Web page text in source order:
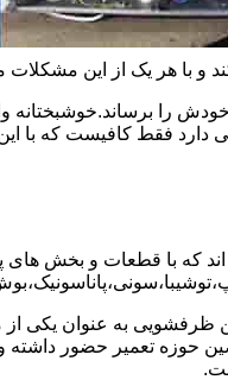
و با هر یک از این
را
فقط کافیست که با این
که با قطعات و بخش های
به عنوان یکی از
تعمیر حضور داشته و